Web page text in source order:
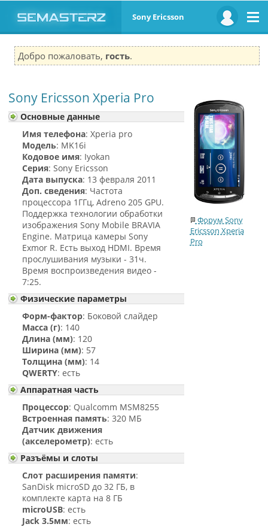
Sony Ericsson
Добро пожаловать, гость.
Sony Ericsson Xperia Pro
Основные данные
Имя телефона: Xperia pro
Модель: MK16i
Кодовое имя: Iyokan
Серия: Sony Ericsson
Дата выпуска: 13 февраля 2011
Доп. сведения: Частота
процессора 1ГГц, Adreno 205 GPU.
Поддержка технологии обработки
изображения Sony Mobile BRAVIA
Engine. Матрица камеры Sony
Exmor R. Есть выход HDMI. Время
прослушивания музыки - 31ч.
Время воспроизведения видео -
7:25.
Физические параметры
Форм-фактор: Боковой слайдер
Масса (г): 140
Длина (мм): 120
Ширина (мм): 57
Толщина (мм): 14
QWERTY: есть
Аппаратная часть
Процессор: Qualcomm MSM8255
Встроенная память: 320 МБ
Датчик движения
(акселерометр): есть
Разъёмы и слоты
Слот расширения памяти:
SanDisk microSD до 32 ГБ, в
комплекте карта на 8 ГБ
microUSB: есть
Jack 3.5мм: есть
Форум Sony
Ericsson Xperia
Pro